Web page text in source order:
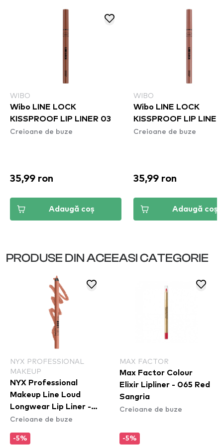
WIBO
Wibo LINE LOCK
KISSPROOF LIP LINER 03
Creioane de buze
35,99 ron
Adaugă coș
WIBO
Wibo LINE LOCK
KISSPROOF LIP
Creioane de buze
35,99 ron
Adaugă coș
PRODUSE DIN ACEEASI CATEGORIE
NYX PROFESSIONAL
MAKEUP
NYX Professional
Makeup Line Loud
Longwear Lip Liner -
creion de buze Daring
Creioane de buze
-5%
MAX FACTOR
Max Factor Colour
Elixir Lipliner - 065 Red
Sangria
Creioane de buze
-5%